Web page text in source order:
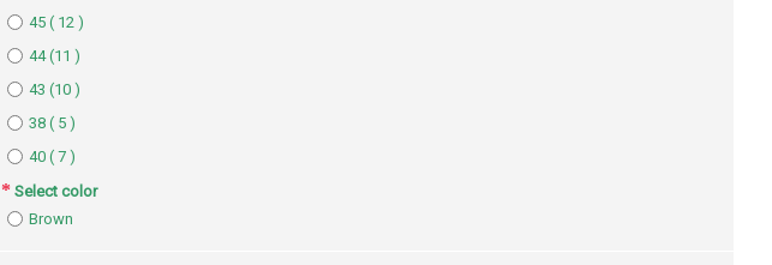
45 ( 12 )
44 (11 )
43 (10 )
38 ( 5 )
40 ( 7 )
Select color
Brown